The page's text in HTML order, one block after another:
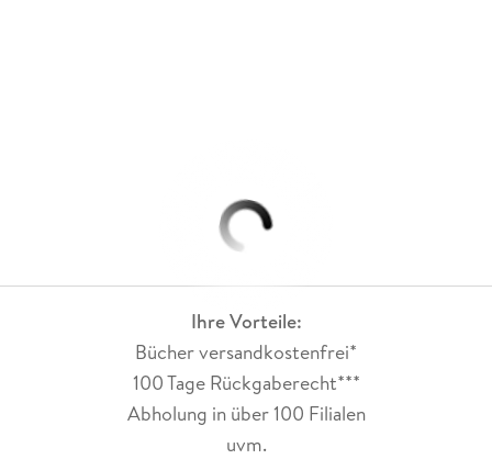
Ihre Vorteile:
Bücher versandkostenfrei*
100 Tage Rückgaberecht***
Abholung in über 100 Filialen
uvm.